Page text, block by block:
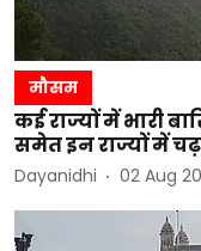
मौसम
कई राज्यों में भारी
समेत इन राज्यों में
Dayanidhi 02 Aug